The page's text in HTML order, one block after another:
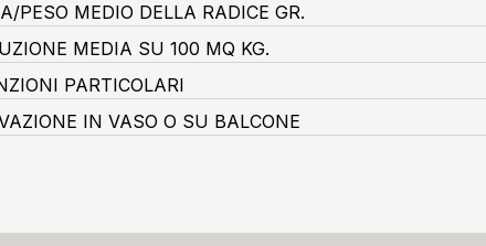
PESO MEDIO DELLA RADICE GR.
MEDIA SU 100 MQ KG.
PARTICOLARI
IN VASO O SU BALCONE